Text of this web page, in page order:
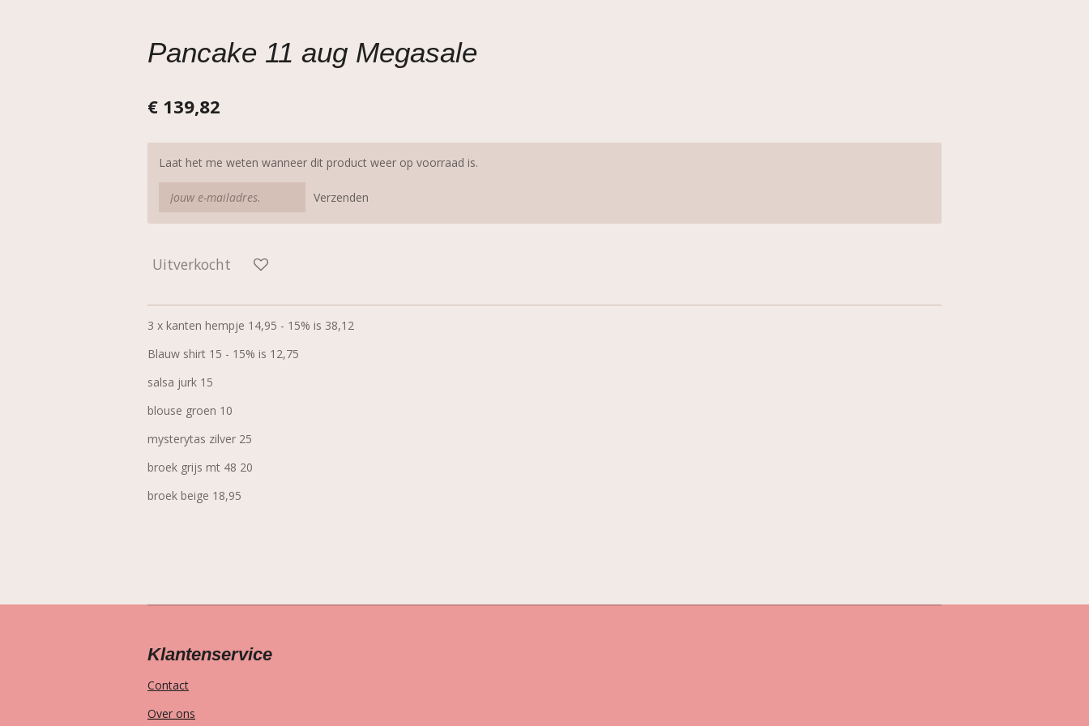
Pancake 11 aug Megasale
€ 139,82
Laat het me weten wanneer dit product weer op voorraad is.
Verzenden
Uitverkocht
3 x kanten hempje 14,95 - 15% is 38,12
Blauw shirt 15 - 15% is 12,75
salsa jurk 15
blouse groen 10
mysterytas zilver 25
broek grijs mt 48 20
broek beige 18,95
Klantenservice
Contact
Over ons